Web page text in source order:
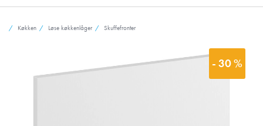
Køkken Løse køkkenlåger Skuffefronter
- 30 %